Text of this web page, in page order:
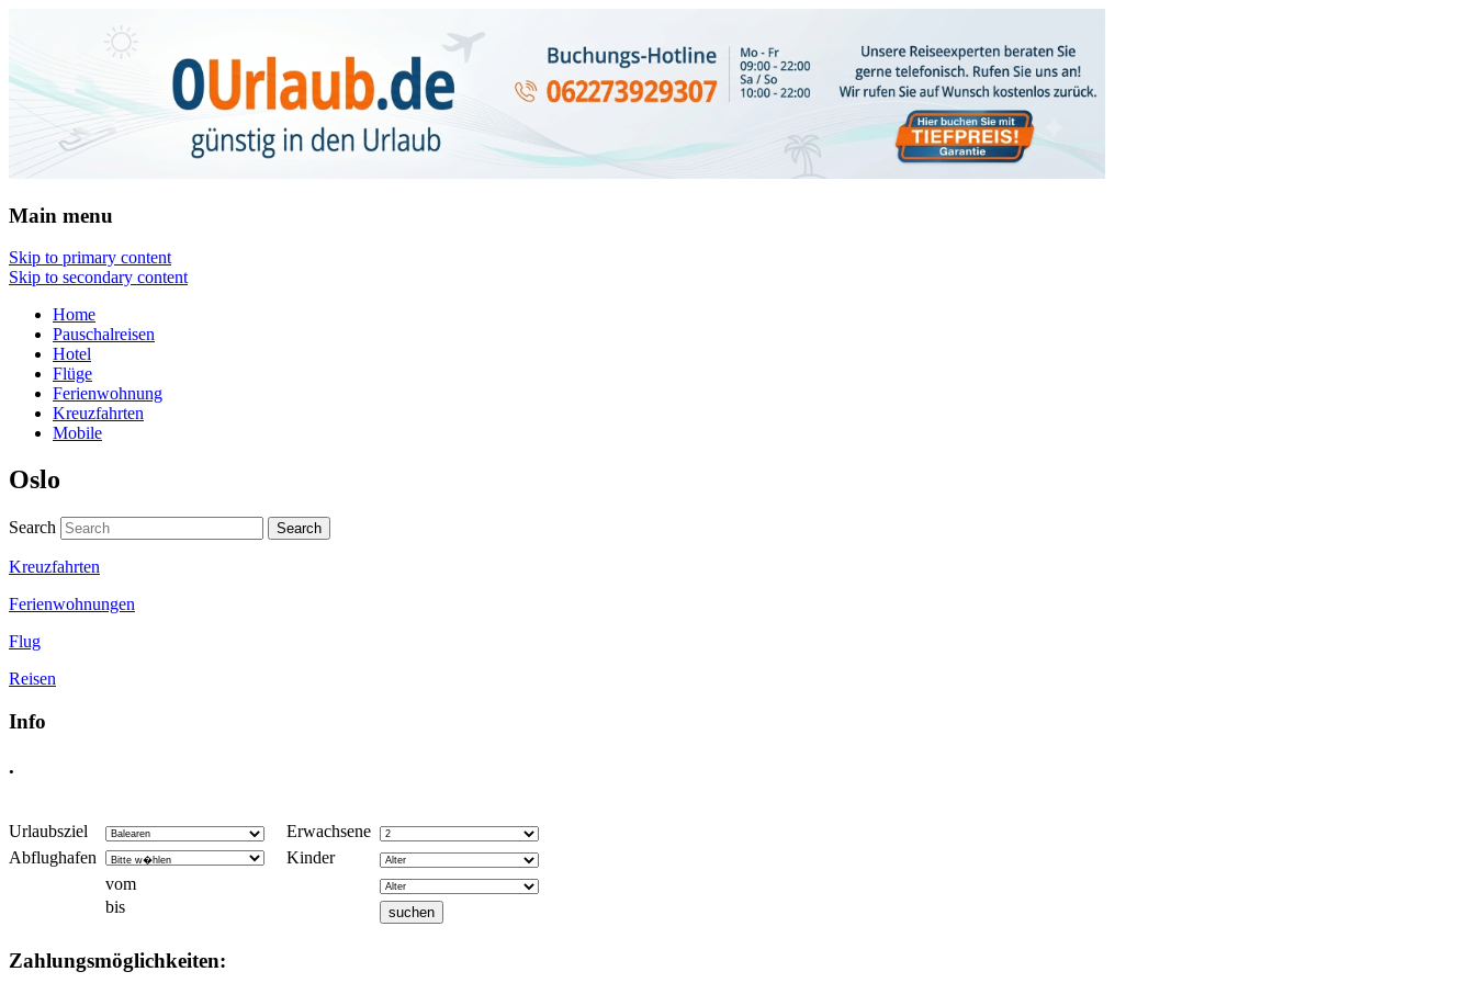
Urlaub
Main menu
Skip to primary content
Skip to secondary content
Home
Pauschalreisen
Hotel
Flüge
Ferienwohnung
Kreuzfahrten
Mobile
Oslo
Search
Kreuzfahrten
Ferienwohnungen
Flug
Reisen
Info
.
Urlaubsziel
Erwachsene
Abflughafen
Kinder
vom
bis
Zahlungsmöglichkeiten: